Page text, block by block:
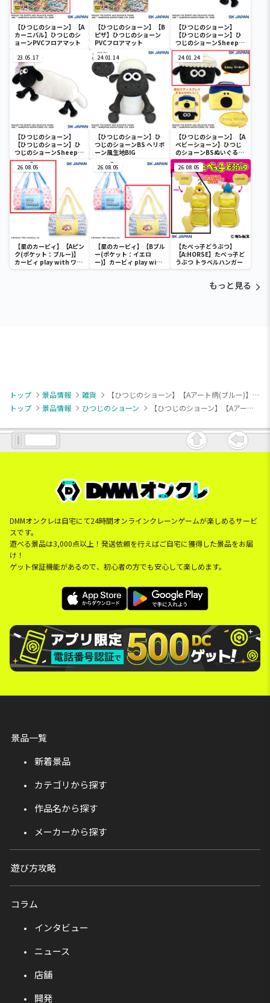
【ひつじのショーン】【A
カーニバル】ひつじのシ
ョーンPVCフロアマット
【ひつじのショーン】【B
ピザ】ひつじのショーン
PVCフロアマット
【ひつじのショーン】
【ひつじのショーン】ひ
つじのショーンSheep
Dreamsもこもこまくら
23.05.17
【ひつじのショーン】
【ひつじのショーン】ひ
つじのショーンSheep
Dreamsもこもこまくら
24.01.14
【ひつじのショーン】ひ
つじのショーンBS ヘリボ
ーン風生地BIG
24.01.24
【ひつじのショーン】【A
ベビーショーン】ひつじ
のショーンBSぬいぐるみ
バニティポーチ
26.08.05
【星のカービィ】【Aピン
ク(ポケット：ブルー)】
カービィ play with ワド
ルディ ボストンバッグ
26.08.05
【星のカービィ】【Bブル
ー(ポケット：イエロ
ー)】カービィ play with
ワドルディ ボストンバッ
26.08.05
【たべっ子どうぶつ】
【A:HORSE】たべっ子ど
うぶつ トラベルハンガー
もっと見る
トップ 景品情報 雑貨
【ひつじのショーン】【Aアート柄(ブルー)】ひつじのショーン×ホラグチカヨ キルティングブランケット(秋の音楽祭)
トップ
景品情報 ひつじのショーン 【ひつじのショーン】【Aアート柄(ブルー)】ひつじのショーン×ホラグチカヨ キルティングブランケット(秋の音楽祭)
DMMオンクレは自宅にて24時間オンラインクレーンゲームが楽しめるサービ
スです。
遊べる景品は3,000点以上！発送依頼を行えばご自宅に獲得した景品をお届
け！
ゲット保証機能があるので、初心者の方でも安心して楽しめます。
景品一覧
新着景品
カテゴリから探す
作品名から探す
メーカーから探す
遊び方攻略
コラム
インタビュー
ニュース
店舗
開発